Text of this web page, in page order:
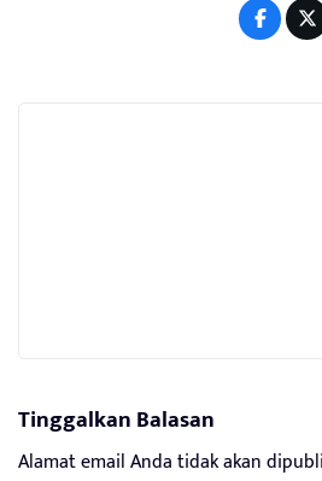
Tinggalkan Balasan
Alamat email Anda tidak akan